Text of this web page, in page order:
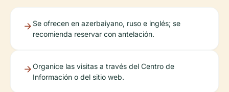
Se ofrecen en azerbaiyano, ruso e inglés; se
recomienda reservar con antelación.
Organice las visitas a través del Centro de
Información o del sitio web.